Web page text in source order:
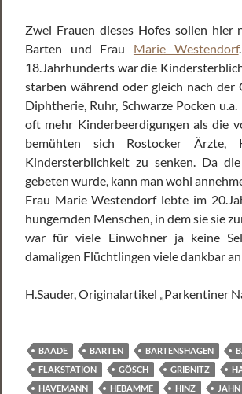
Zwei Frauen dieses Hofes sollen hier
Barten und Frau Marie Westendorf
18.Jahrhunderts war die
starben während oder gleich nach
Diphtherie, Ruhr, Schwarze Pocken
oft mehr Kinderbeerdigungen als die
bemühten sich Rostocker Ärzte,
Kindersterblichkeit zu senken. Da
gebeten wurde, kann man wohl
Frau Marie Westendorf lebte im
hungernden Menschen, in dem sie sie
war für viele Einwohner ja keine
damaligen Flüchtlingen viele dankbar
H.Sauder, Originalartikel „Parkentiner
BAADE BARTEN BARTENSHAGEN
FLAKSTATION
GÖSCH GRIBNITZ
HAVEMANN
HEBAMME HINZ JAHN